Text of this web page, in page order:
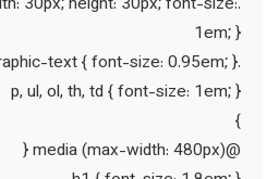
1em; }
.info-graphic-text { font-size: 0.95em; }
p, ul, ol, th, td { font-size: 1em; }
}
@media (max-width: 480px) {